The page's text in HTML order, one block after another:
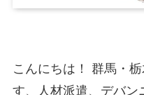
こんにちは！ 群馬・
す、人材派遣、デバン